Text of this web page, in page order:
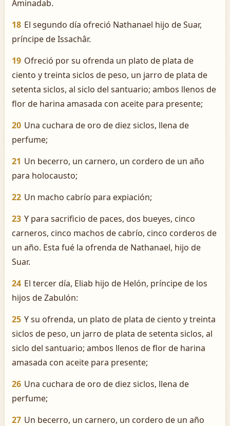
Aminadab.
18 El segundo día ofreció Nathanael hijo de Suar,
príncipe de Issachâr.
19 Ofreció por su ofrenda un plato de plata de
ciento y treinta siclos de peso, un jarro de plata de
setenta siclos, al siclo del santuario; ambos llenos de
flor de harina amasada con aceite para presente;
20 Una cuchara de oro de diez siclos, llena de
perfume;
21 Un becerro, un carnero, un cordero de un año
para holocausto;
22 Un macho cabrío para expiación;
23 Y para sacrificio de paces, dos bueyes, cinco
carneros, cinco machos de cabrío, cinco corderos de
un año. Esta fué la ofrenda de Nathanael, hijo de
Suar.
24 El tercer día, Eliab hijo de Helón, príncipe de los
hijos de Zabulón:
25 Y su ofrenda, un plato de plata de ciento y treinta
siclos de peso, un jarro de plata de setenta siclos, al
siclo del santuario; ambos llenos de flor de harina
amasada con aceite para presente;
26 Una cuchara de oro de diez siclos, llena de
perfume;
27 Un becerro, un carnero, un cordero de un año